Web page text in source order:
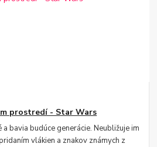
prostredí - Star Wars
bavia budúce generácie. Neubližuje im
vlákien a znakov známych z